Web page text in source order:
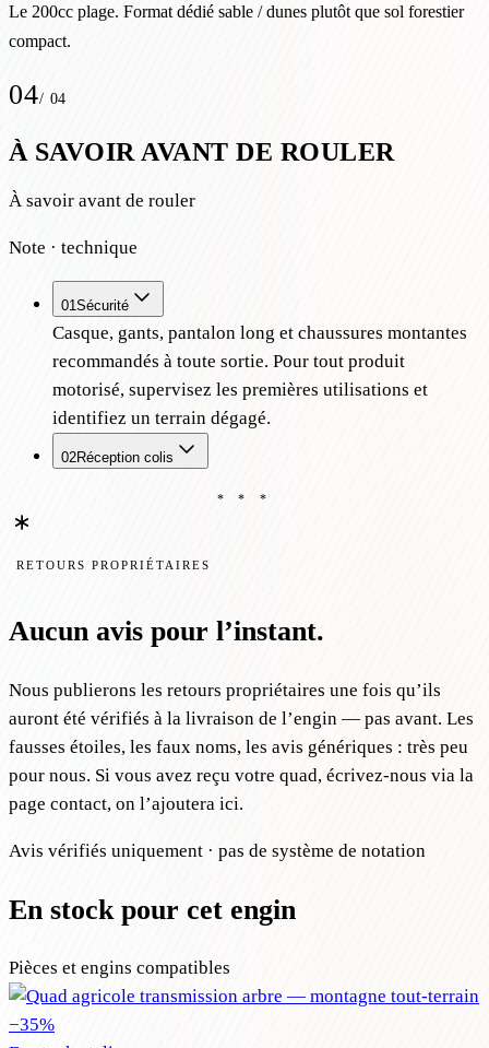
Le 200cc plage. Format dédié sable / dunes plutôt que sol forestier
compact.
04/ 04
À SAVOIR AVANT DE ROULER
À savoir avant de rouler
Note · technique
01Sécurité
Casque, gants, pantalon long et chaussures montantes
recommandés à toute sortie. Pour tout produit
motorisé, supervisez les premières utilisations et
identifiez un terrain dégagé.
02Réception colis
* * *
RETOURS PROPRIÉTAIRES
Aucun avis pour l’instant.
Nous publierons les retours propriétaires une fois qu’ils
auront été vérifiés à la livraison de l’engin — pas avant. Les
fausses étoiles, les faux noms, les avis génériques : très peu
pour nous. Si vous avez reçu votre quad, écrivez-nous via la
page contact, on l’ajoutera ici.
Avis vérifiés uniquement · pas de système de notation
En stock pour cet engin
Pièces et engins compatibles
−35%